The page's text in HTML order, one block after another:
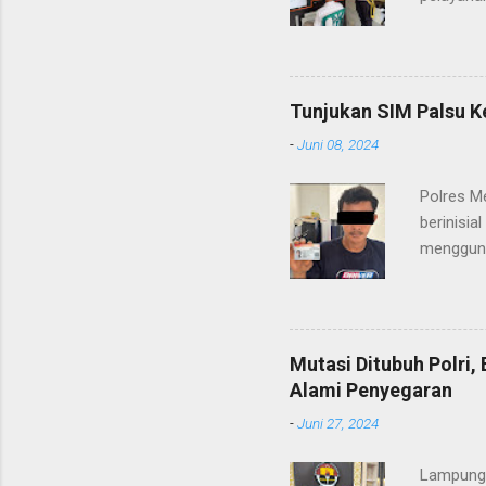
Heri
pidana,
Tunjukan SIM Palsu
-Juni 08, 2024
Polres
berinisial
dari
Mutasi Ditubuh Polri,
Alami Penyegaran
-Juni 27, 2024